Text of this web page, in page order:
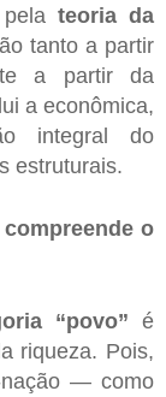
teoria da
tanto a partir
a partir da
a econômica,
integral do
estruturais.
o
“povo” é
riqueza. Pois,
nação — como